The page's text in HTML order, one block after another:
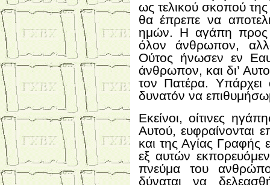
ως τελικού σκοπού
θα έπρεπε να
ημών. Η αγάπη προς
όλον άνθρωπον,
Ούτος ήνωσεν εν
άνθρωπον, και δι’
τον Πατέρα.
δυνατόν να
Εκείνοι, οίτινες
Αυτού, ευφραίνονται
και της Αγίας Γραφής
εξ αυτών
πνεύμα του
δύναται να